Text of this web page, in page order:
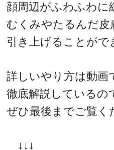
顔周辺がふわふわに
むくみやたるんだ皮
引き上げることがで
詳しいやり方は動画
徹底解説しているの
ぜひ最後までご覧く
↓↓↓